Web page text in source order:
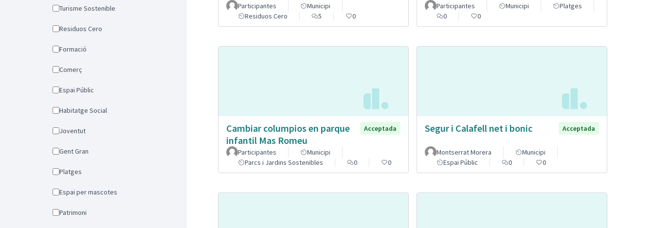
Turisme Sostenible
Residuos Cero
Formació
Comerç
Espai Públic
Habitatge Social
Joventut
Gent Gran
Platges
Espai per mascotes
Patrimoni
Participantes
Municipi
Residuos Cero
5 0
Participantes
Municipi
Platges
0
0
Cambiar columpios en parque
infantil Mas Romeu
Acceptada
Participantes
Municipi
Parcs i Jardins Sostenibles
0 0
Segur i Calafell net i bonic Acceptada
Montserrat Morera
Municipi
Espai Públic
0 0